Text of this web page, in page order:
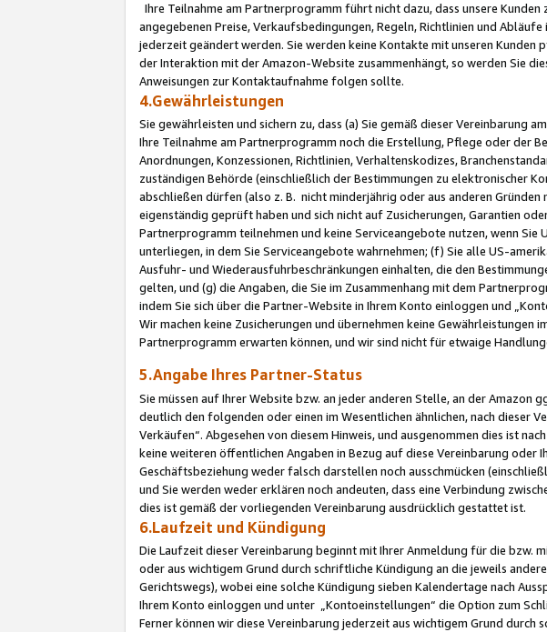
Ihre Teilnahme am Partnerprogramm führt nicht dazu, dass unsere
angegebenen Preise, Verkaufsbedingungen, Regeln, Richtlinien und
jederzeit geändert werden. Sie werden keine Kontakte mit unseren Kunden
der Interaktion mit der Amazon-Website zusammenhängt, so werden Sie
Anweisungen zur Kontaktaufnahme folgen sollte.
4.Gewährleistungen
Sie gewährleisten und sichern zu, dass (a) Sie gemäß dieser Vereinbarung
Ihre Teilnahme am Partnerprogramm noch die Erstellung, Pflege oder der
Anordnungen, Konzessionen, Richtlinien, Verhaltenskodizes,
zuständigen Behörde (einschließlich der Bestimmungen zu elektronischer
abschließen dürfen (also z. B. nicht minderjährig oder aus anderen
eigenständig geprüft haben und sich nicht auf Zusicherungen, Garantien
Partnerprogramm teilnehmen und keine Serviceangebote nutzen, wenn Sie
unterliegen, in dem Sie Serviceangebote wahrnehmen; (f) Sie alle US-
Ausfuhr- und Wiederausfuhrbeschränkungen einhalten, die den
gelten, und (g) die Angaben, die Sie im Zusammenhang mit dem
indem Sie sich über die Partner-Website in Ihrem Konto einloggen und
Wir machen keine Zusicherungen und übernehmen keine
Partnerprogramm erwarten können, und wir sind nicht für etwaige
5.Angabe Ihres Partner-Status
Sie müssen auf Ihrer Website bzw. an jeder anderen Stelle, an der
deutlich den folgenden oder einen im Wesentlichen ähnlichen, nach dieser
Verkäufen“. Abgesehen von diesem Hinweis, und ausgenommen dies ist
keine weiteren öffentlichen Angaben in Bezug auf diese Vereinbarung oder
Geschäftsbeziehung weder falsch darstellen noch ausschmücken
und Sie werden weder erklären noch andeuten, dass eine Verbindung
dies ist gemäß der vorliegenden Vereinbarung ausdrücklich gestattet ist.
6.Laufzeit und Kündigung
Die Laufzeit dieser Vereinbarung beginnt mit Ihrer Anmeldung für die bzw.
oder aus wichtigem Grund durch schriftliche Kündigung an die jeweils
Gerichtswegs), wobei eine solche Kündigung sieben Kalendertage nach
Ihrem Konto einloggen und unter „Kontoeinstellungen“ die Option zum
Ferner können wir diese Vereinbarung jederzeit aus wichtigem Grund